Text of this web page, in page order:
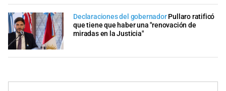
Declaraciones del gobernador Pullaro ratificó
que tiene que haber una "renovación de
miradas en la Justicia"